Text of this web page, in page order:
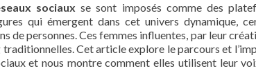
sociaux se sont imposés comme des
qui émergent dans cet univers dynamique,
de personnes. Ces femmes influentes, par leur
Cet article explore le parcours et
et nous montre comment elles utilisent leur